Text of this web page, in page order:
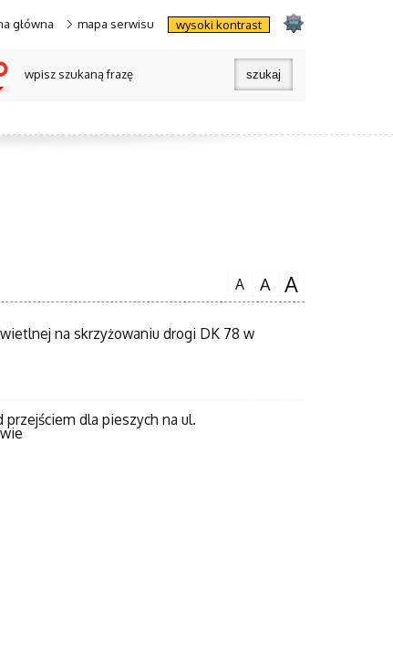
główna mapa serwisu wysoki kontrast
wpisz szukaną frazę
A A A
na skrzyżowaniu drogi DK 78 w
dla pieszych na ul.